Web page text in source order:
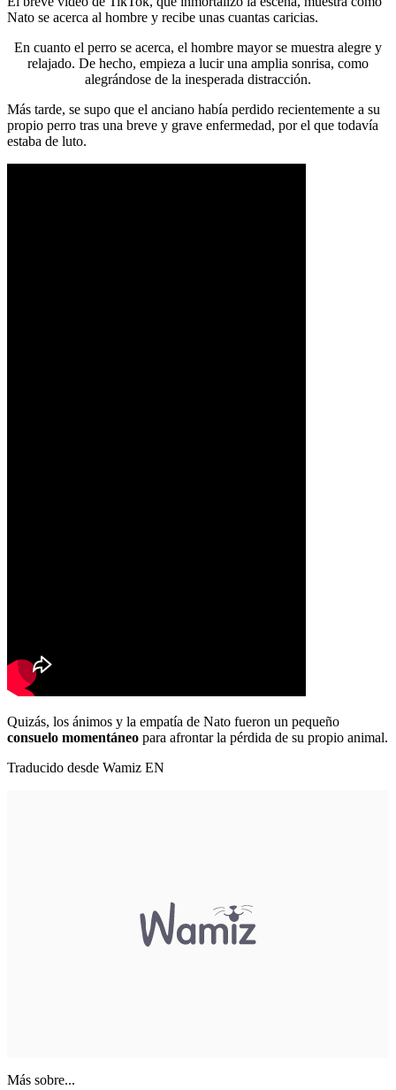
Nato se acerca al hombre y recibe unas cuantas caricias.
En cuanto el perro se acerca, el hombre mayor se muestra alegre y
relajado. De hecho, empieza a lucir una amplia sonrisa, como
alegrándose de la inesperada distracción.
Más tarde, se supo que el anciano había perdido recientemente a su
propio perro tras una breve y grave enfermedad, por el que todavía
estaba de luto.
Quizás, los ánimos y la empatía de Nato fueron un pequeño
consuelo momentáneo para afrontar la pérdida de su propio animal.
Traducido desde Wamiz EN
Más sobre...